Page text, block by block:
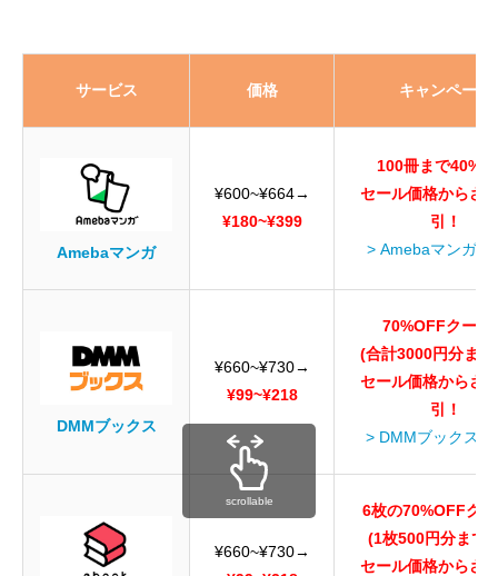
サービス 価格 キャンペーン
Amebaマンガ
¥600~¥664→
¥180~¥399
100冊まで
セール価格からさ
引！
> Amebaマンガ詳
DMMブックス
¥660~¥730→
¥99~¥218
70%OFFクーポ
(合計3000円分まで
セール価格からさ
引！
> DMMブックス詳
¥660~¥730→
6枚の70%OFFク
(1枚500円分まで
セール価格からさ
scrollable